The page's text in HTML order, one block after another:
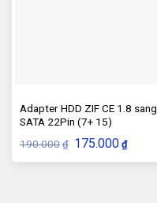
Adapter HDD ZIF CE 1.8 sang
SATA 22Pin (7+ 15)
190.000 ₫ Giá
gốc
là:
175.000 ₫Giá
hiện
tại